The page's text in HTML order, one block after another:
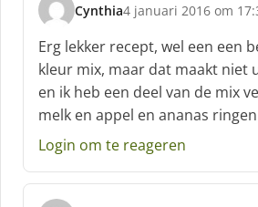
Cynthia
s
c
h
r
e
e
:
4 januari 2016 om
Erg lekker recept, wel een een
kleur mix, maar dat maakt niet
en ik heb een deel van de mix
melk en appel en ananas
Login om te reageren